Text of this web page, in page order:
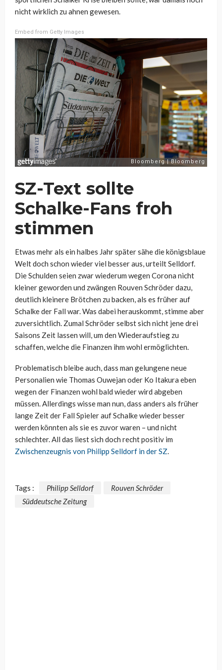
nicht wirklich zu ahnen gewesen.
Embed from Getty Images
SZ-Text sollte
Schalke-Fans froh
stimmen
Etwas mehr als ein halbes Jahr später sähe die königsblaue
Welt doch schon wieder viel besser aus, urteilt Selldorf.
Die Schulden seien zwar wiederum wegen Corona nicht
kleiner geworden und zwängen Rouven Schröder dazu,
deutlich kleinere Brötchen zu backen, als es früher auf
Schalke der Fall war. Was dabei herauskommt, stimme aber
zuversichtlich. Zumal Schröder selbst sich nicht jene drei
Saisons Zeit lassen will, um den Wiederaufstieg zu
schaffen, welche die Finanzen ihm wohl ermöglichten.
Problematisch bleibe auch, dass man gelungene neue
Personalien wie Thomas Ouwejan oder Ko Itakura eben
wegen der Finanzen wohl bald wieder wird abgeben
müssen. Allerdings wisse man nun, dass anders als früher
lange Zeit der Fall Spieler auf Schalke wieder besser
werden könnten als sie es zuvor waren – und nicht
schlechter. All das liest sich doch recht positiv im
Zwischenzeugnis von Philipp Selldorf in der SZ.
Tags : Philipp Selldorf
Rouven Schröder
Süddeutsche Zeitung